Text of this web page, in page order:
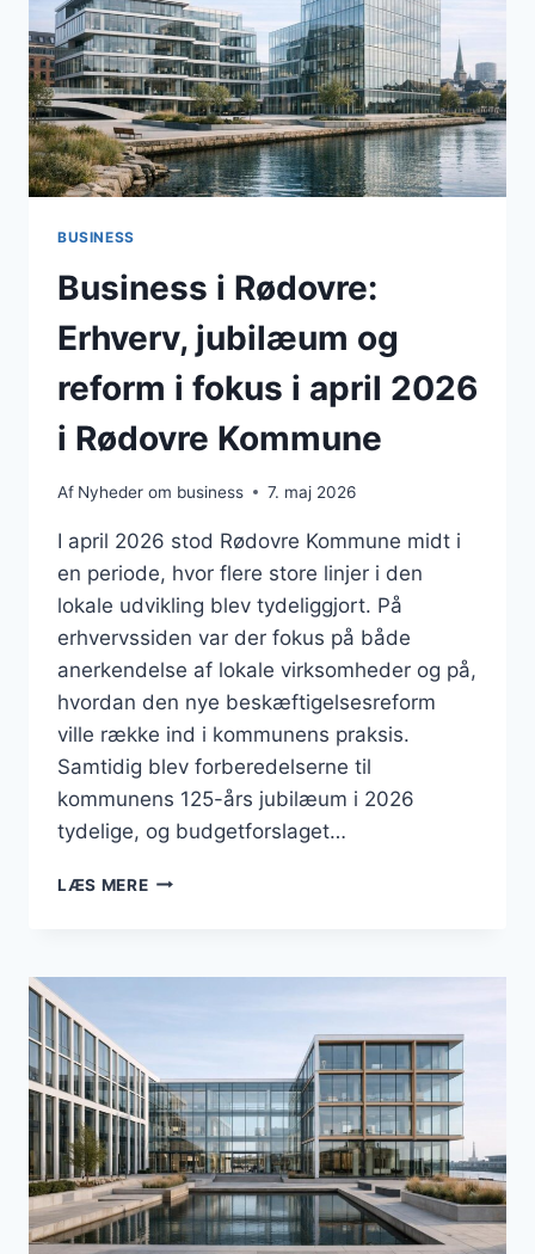
JUBILÆUMSFORBEREDELSER
OG
SKARP
DEBAT
OM
RAMMERNE
FOR
VÆKST
BUSINESS
Business i Rødovre:
Erhverv, jubilæum og
reform i fokus i april 2026
i Rødovre Kommune
Af Nyheder om business 7. maj 2026
I april 2026 stod Rødovre Kommune midt i
en periode, hvor flere store linjer i den
lokale udvikling blev tydeliggjort. På
erhvervssiden var der fokus på både
anerkendelse af lokale virksomheder og på,
hvordan den nye beskæftigelsesreform
ville række ind i kommunens praksis.
Samtidig blev forberedelserne til
kommunens 125-års jubilæum i 2026
tydelige, og budgetforslaget…
LÆS MEREBUSINESS
JUBILÆUM
FOKUS
I
APRIL
2026
I
RØDOVRE
KOMMUNE